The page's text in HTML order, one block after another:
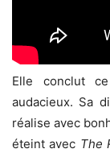
Elle conclut
audacieux. Sa
réalise avec
éteint avec The